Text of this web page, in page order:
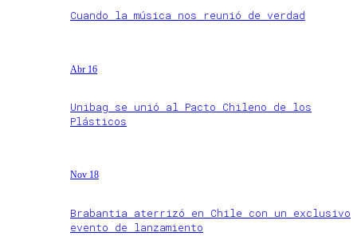
Cuando la música nos reunió de verdad
Abr 16
Unibag se unió al Pacto Chileno de los
Plásticos
Nov 18
Brabantia aterrizó en Chile con un exclusivo
evento de lanzamiento